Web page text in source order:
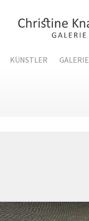
KÜNSTLER GALERIE